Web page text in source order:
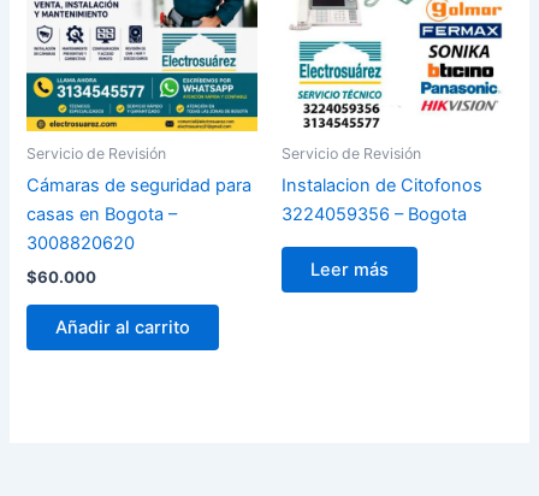
Servicio de Revisión
Cámaras de seguridad para
casas en Bogota –
3008820620
$60.000
Añadir al carrito
Servicio de Revisión
Instalacion de Citofonos
3224059356 – Bogota
Leer más